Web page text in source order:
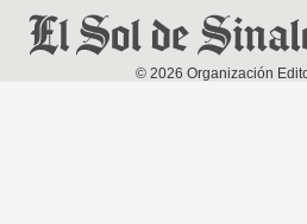
© 2026 Organización